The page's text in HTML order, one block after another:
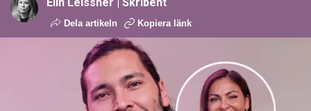
Dela artikeln Kopiera länk